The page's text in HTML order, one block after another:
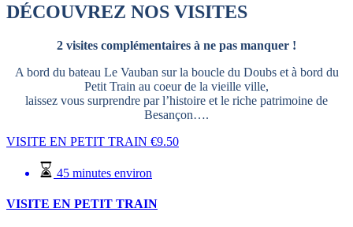
DÉCOUVREZ NOS VISITES
2 visites complémentaires à ne pas manquer !
A bord du bateau Le Vauban sur la boucle du Doubs et à bord du
Petit Train au coeur de la vieille ville,
laissez vous surprendre par l’histoire et le riche patrimoine de
Besançon….
VISITE EN PETIT TRAIN €9.50
45 minutes environ
VISITE EN PETIT TRAIN